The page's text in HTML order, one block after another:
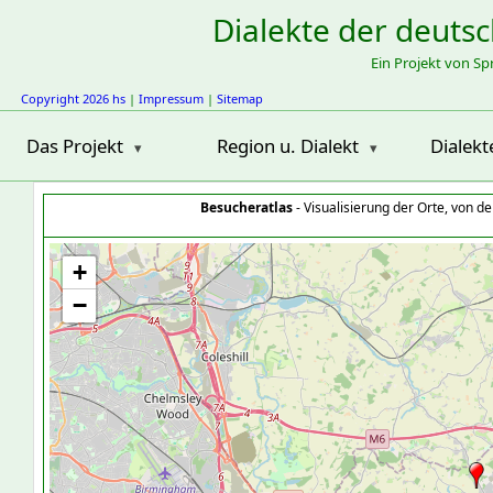
Dialekte der
Ein Projekt von
Copyright 2026 hs | Impressum | Sitemap
Das Projekt Region u. Dialekt
Besucheratlas- Visualisierung der Orte, von
+
−